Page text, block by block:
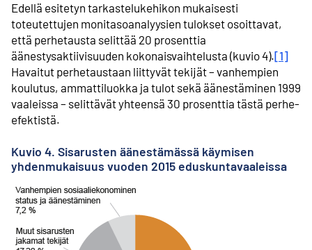
Edellä esitetyn tarkastelukehikon mukaisesti
toteutettujen monitasoanalyysien tulokset osoittavat,
että perhetausta selittää 20 prosenttia
äänestysaktiivisuuden kokonaisvaihtelusta (kuvio 4).[1]
Havaitut perhetaustaan liittyvät tekijät – vanhempien
koulutus, ammattiluokka ja tulot sekä äänestäminen 1999
vaaleissa – selittävät yhteensä 30 prosenttia tästä perhe-
efektistä.
Kuvio 4. Sisarusten äänestämässä käymisen
yhdenmukaisuus vuoden 2015 eduskuntavaaleissa